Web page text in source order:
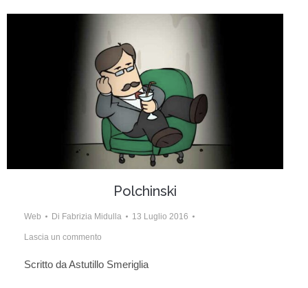
Polchinski
Web Di Fabrizia Midulla 13 Luglio 2016
Lascia un commento
Scritto da Astutillo Smeriglia